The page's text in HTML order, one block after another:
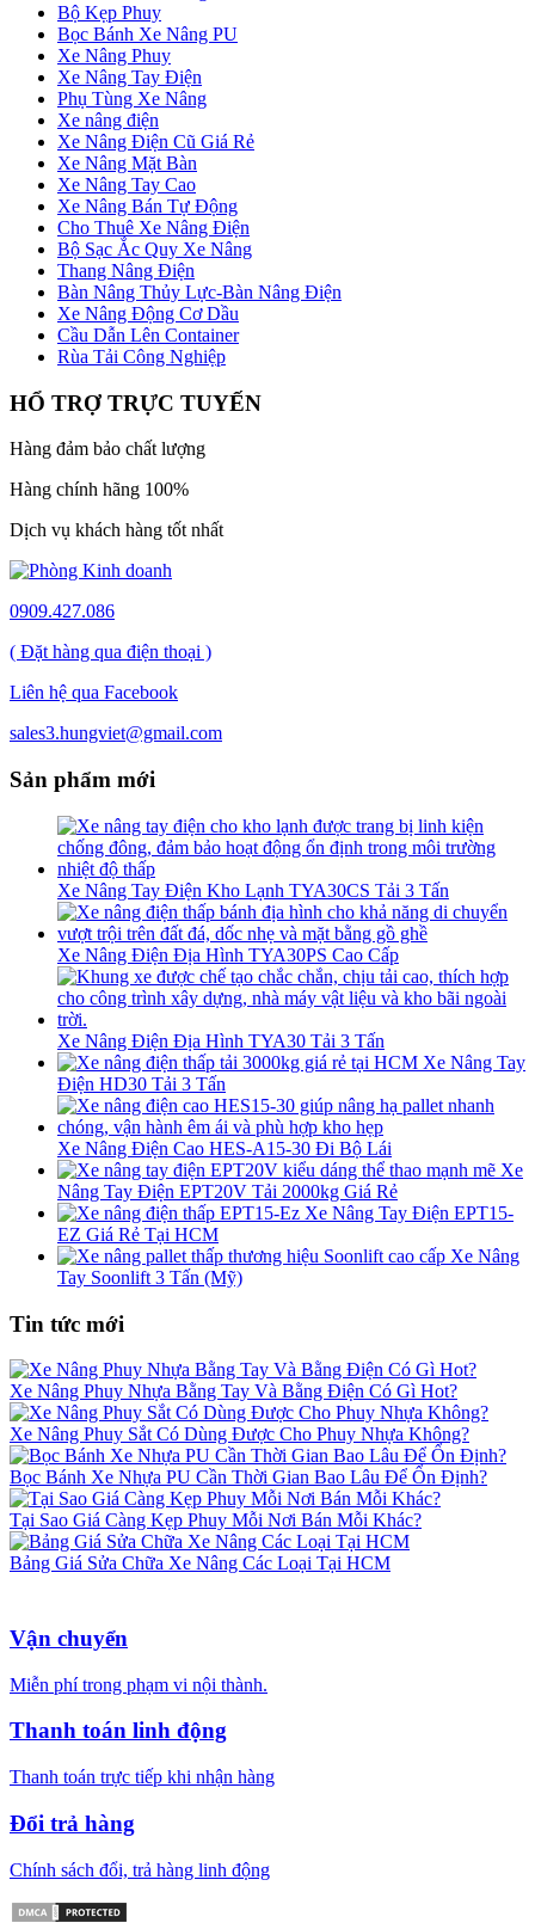
Bộ Kẹp Phuy
Bọc Bánh Xe Nâng PU
Xe Nâng Phuy
Xe Nâng Tay Điện
Phụ Tùng Xe Nâng
Xe nâng điện
Xe Nâng Điện Cũ Giá Rẻ
Xe Nâng Mặt Bàn
Xe Nâng Tay Cao
Xe Nâng Bán Tự Động
Cho Thuê Xe Nâng Điện
Bộ Sạc Ắc Quy Xe Nâng
Thang Nâng Điện
Bàn Nâng Thủy Lực-Bàn Nâng Điện
Xe Nâng Động Cơ Dầu
Cầu Dẫn Lên Container
Rùa Tải Công Nghiệp
HỔ TRỢ TRỰC TUYẾN
Hàng đảm bảo chất lượng
Hàng chính hãng 100%
Dịch vụ khách hàng tốt nhất
0909.427.086
( Đặt hàng qua điện thoại )
Liên hệ qua Facebook
sales3.hungviet@gmail.com
Sản phẩm mới
Xe Nâng Tay Điện Kho Lạnh TYA30CS Tải 3 Tấn
Xe Nâng Điện Địa Hình TYA30PS Cao Cấp
Xe Nâng Điện Địa Hình TYA30 Tải 3 Tấn
Xe Nâng Tay
Điện HD30 Tải 3 Tấn
Xe Nâng Điện Cao HES-A15-30 Đi Bộ Lái
Xe
Nâng Tay Điện EPT20V Tải 2000kg Giá Rẻ
Xe Nâng Tay Điện EPT15-
EZ Giá Rẻ Tại HCM
Xe Nâng
Tay Soonlift 3 Tấn (Mỹ)
Tin tức mới
Xe Nâng Phuy Nhựa Bằng Tay Và Bằng Điện Có Gì Hot?
Xe Nâng Phuy Sắt Có Dùng Được Cho Phuy Nhựa Không?
Bọc Bánh Xe Nhựa PU Cần Thời Gian Bao Lâu Để Ổn Định?
Tại Sao Giá Càng Kẹp Phuy Mỗi Nơi Bán Mỗi Khác?
Bảng Giá Sửa Chữa Xe Nâng Các Loại Tại HCM
Vận chuyển
Miễn phí trong phạm vi nội thành.
Thanh toán linh động
Thanh toán trực tiếp khi nhận hàng
Đổi trả hàng
Chính sách đổi, trả hàng linh động